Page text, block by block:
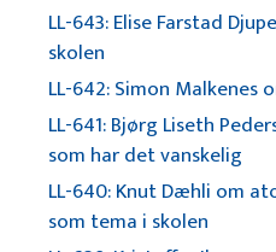
LL-643: Elise Farstad
skolen
LL-642: Simon Malkenes
LL-641: Bjørg Liseth
som har det vanskelig
LL-640: Knut Dæhli om
som tema i skolen